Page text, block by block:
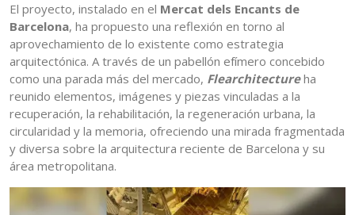
El proyecto, instalado en el Mercat dels Encants de
Barcelona, ha propuesto una reflexión en torno al
aprovechamiento de lo existente como estrategia
arquitectónica. A través de un pabellón efímero concebido
como una parada más del mercado, Flearchitecture ha
reunido elementos, imágenes y piezas vinculadas a la
recuperación, la rehabilitación, la regeneración urbana, la
circularidad y la memoria, ofreciendo una mirada fragmentada
y diversa sobre la arquitectura reciente de Barcelona y su
área metropolitana.